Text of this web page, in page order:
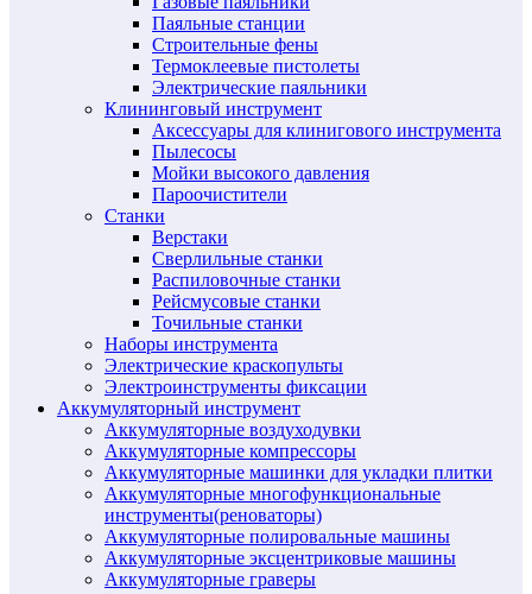
Паяльные станции
Строительные фены
Термоклеевые пистолеты
Электрические паяльники
Клининговый инструмент
Аксессуары для клинигового инструмента
Пылесосы
Мойки высокого давления
Пароочистители
Станки
Верстаки
Сверлильные станки
Распиловочные станки
Рейсмусовые станки
Точильные станки
Наборы инструмента
Электрические краскопульты
Электроинструменты фиксации
Аккумуляторный инструмент
Аккумуляторные воздуходувки
Аккумуляторные компрессоры
Аккумуляторные машинки для укладки плитки
Аккумуляторные многофункциональные
инструменты(реноваторы)
Аккумуляторные полировальные машины
Аккумуляторные эксцентриковые машины
Аккумуляторные граверы